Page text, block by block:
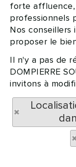
forte
professionnels
Nos conseillers
proposer le
Il n'y a pas de
DOMPIERRE
invitons à